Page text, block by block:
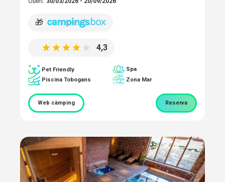
🎁
4,3
Pet Friendly
Spa
Piscina Tobogans
Zona Mar
Web càmping Reserva